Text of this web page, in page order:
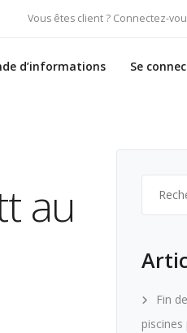
Vous êtes client ? Connectez-
d’informations Se
au
Fin
piscines